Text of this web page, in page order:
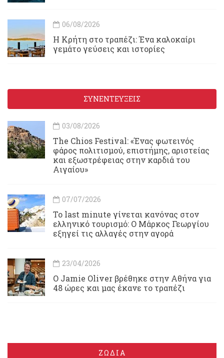
06/08/2026
Η Κρήτη στο τραπέζι: Ένα καλοκαίρι
γεμάτο γεύσεις και ιστορίες
ΣΥΝΕΝΤΕΥΞΕΙΣ
03/08/2026
Τhe Chios Festival: «Ένας φωτεινός
φάρος πολιτισμού, επιστήμης, αριστείας
και εξωστρέφειας στην καρδιά του
Αιγαίου»
07/07/2026
Το last minute γίνεται κανόνας στον
ελληνικό τουρισμό: Ο Μάρκος Γεωργίου
εξηγεί τις αλλαγές στην αγορά
23/04/2026
Ο Jamie Oliver βρέθηκε στην Αθήνα για
48 ώρες και μας έκανε το τραπέζι
ΖΩΔΙΑ